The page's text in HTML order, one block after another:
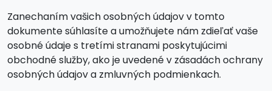
Zanechaním vašich osobných údajov v tomto
dokumente súhlasíte a umožňujete nám zdieľať vaše
osobné údaje s tretími stranami poskytujúcimi
obchodné služby, ako je uvedené v zásadách ochrany
osobných údajov a zmluvných podmienkach.